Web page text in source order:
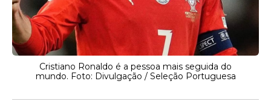
Cristiano Ronaldo é a pessoa mais seguida do
mundo. Foto: Divulgação / Seleção Portuguesa